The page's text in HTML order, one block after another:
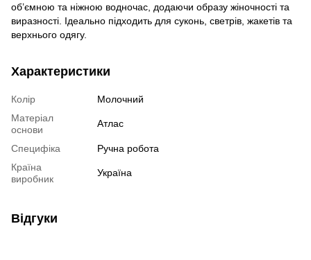
об’ємною та ніжною водночас, додаючи образу жіночності та
виразності. Ідеально підходить для суконь, светрів, жакетів та
верхнього одягу.
Характеристики
Колір
Молочний
Матеріал
основи
Атлас
Специфіка
Ручна робота
Країна
виробник
Україна
Відгуки